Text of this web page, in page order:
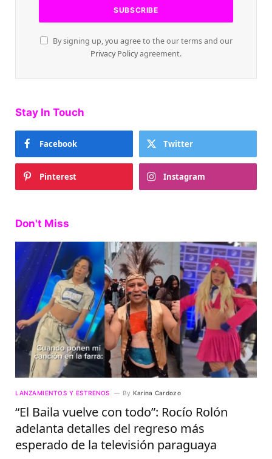
By signing up, you agree to the our terms and our
Privacy Policyagreement.
Stay In Touch
Facebook Twitter
Pinterest Instagram
Don't Miss
LANZAMIENTOS Y ESTRENOS By Karina Cardozo
“El Baila vuelve con todo”: Rocío Rolón
adelanta detalles del regreso más
esperado de la televisión paraguaya